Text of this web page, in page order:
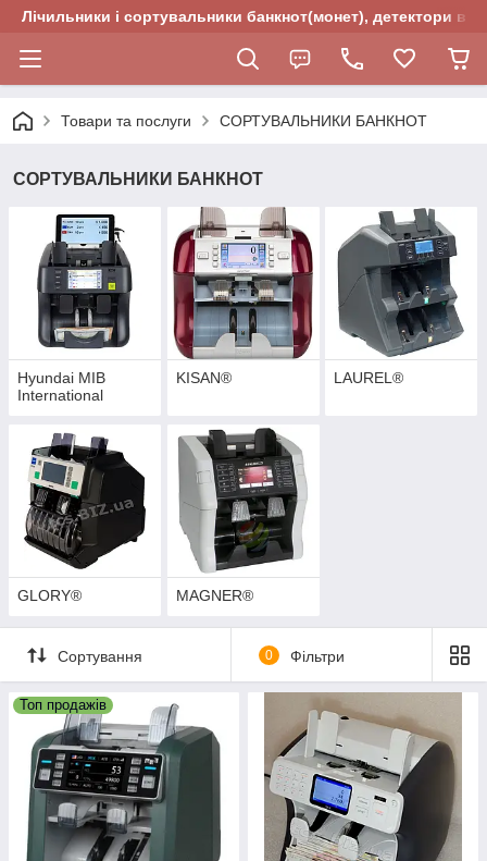
Лічильники і сортувальники банкнот(монет), детектори
Товари та послуги СОРТУВАЛЬНИКИ БАНКНОТ
СОРТУВАЛЬНИКИ БАНКНОТ
Hyundai MIB
International
KISAN® LAUREL®
GLORY® MAGNER®
Сортування 0 Фільтри
Топ продажів